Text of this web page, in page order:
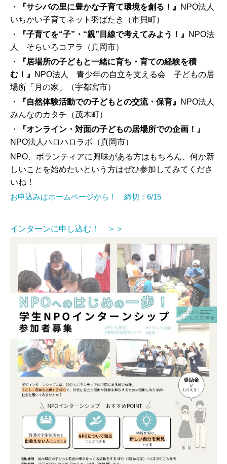
・
『サシバの里に豊かな子育て環境を創る！』
NPO法人
いちかい子育てネット羽ばたき（市貝町）
・
『子育てを“子”・“親”目線で考えてみよう！ 』
NPO法
人 そらいろコアラ（真岡市）
・
『居場所の子どもと一緒に育ち・育ての経験を積
む！ 』
NPO法人 青少年の自立を支える会 子どもの居
場所「月の家」（宇都宮市）
・
『自然体験活動での子どもとの交流・保育 』
NPO法人
みんなのカタチ（茂木町）
・
『オンライン・対面の子どもの居場所での企画！ 』
NPO法人ハロハロラボ（真岡市）
NPO、ボランティアに興味がある方はもちろん、何か新
しいことを始めたいという方はぜひ参加してみてくださ
いね！
お申込みはホームページから！ 締切：6/15
インターンに申し込む！ ＞＞